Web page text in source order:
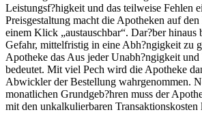
Leistungsf?higkeit und das teilweise Fehlen
Preisgestaltung macht die Apotheken auf
einem Klick „austauschbar“. Dar?ber hinaus
Gefahr, mittelfristig in eine Abh?ngigkeit zu
Apotheke das Aus jeder Unabh?ngigkeit
bedeutet. Mit viel Pech wird die Apotheke
Abwickler der Bestellung wahrgenommen.
monatlichen Grundgeb?hren muss der
mit den unkalkulierbaren Transaktionskosten